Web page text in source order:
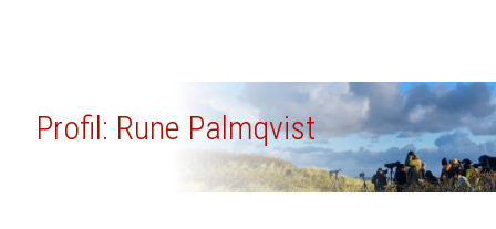
Profil: Rune Palmqvist